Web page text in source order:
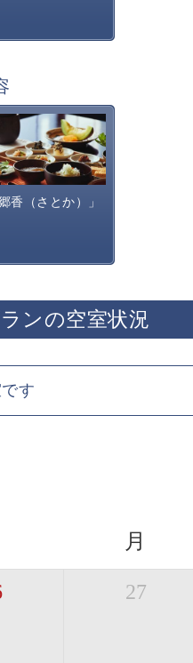
香（さとか）」
むような、そし
いお食事内容と
す。お粥・出汁
焼き魚・・...
ンの空室状況
す
月
27